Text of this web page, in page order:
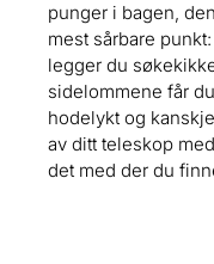
punger i bagen,
mest sårbare
legger du
sidelommene får
hodelykt og
av ditt teleskop
det med der du